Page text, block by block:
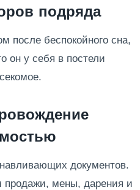
подряда
после беспокойного сна,
он у себя в постели
документов.
продажи, мены, дарения и